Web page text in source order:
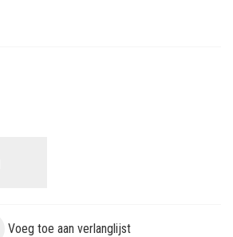
Voeg toe aan verlanglijst